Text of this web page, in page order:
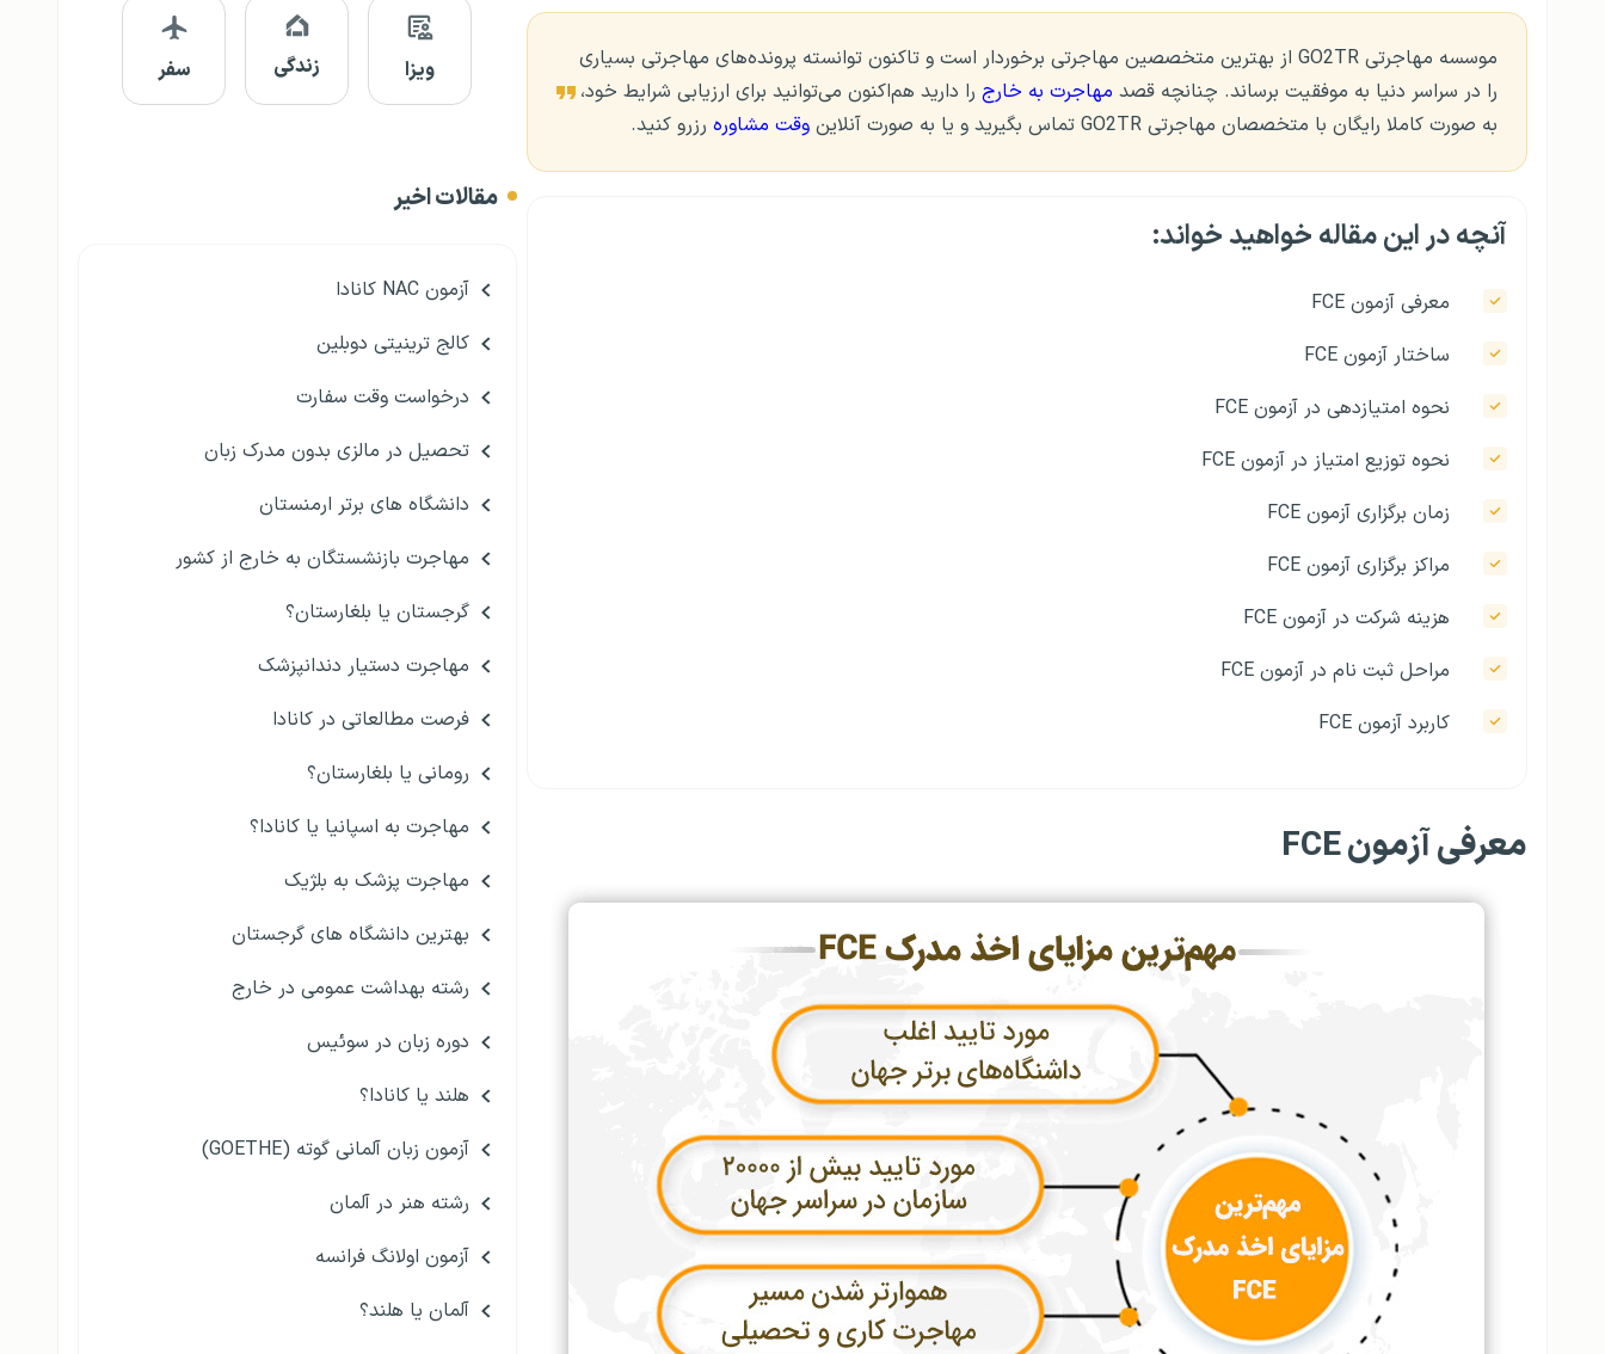
موسسه مهاجرتی GO2TR از بهترین متخصصین مهاجرتی برخوردار است و تاکنون توانسته پرونده‌های مهاجرتی بسیاری
را در سراسر دنیا به موفقیت برساند. چنانچه قصد مهاجرت به خارج را دارید هم‌اکنون می‌توانید برای ارزیابی شرایط خود،
به صورت کاملا رایگان با متخصصان مهاجرتی GO2TR تماس بگیرید و یا به صورت آنلاین
وقت مشاوره رزرو کنید.
آنچه در این مقاله خواهید خواند:
معرفی آزمون FCE
ساختار آزمون FCE
نحوه امتیازدهی در آزمون FCE
نحوه توزیع امتیاز در آزمون FCE
زمان برگزاری آزمون FCE
مراکز برگزاری آزمون FCE
هزینه شرکت در آزمون FCE
مراحل ثبت نام در آزمون FCE
کاربرد آزمون FCE
معرفی آزمون FCE
ویزا زندگی سفر
مقالات اخیر
آزمون NAC کانادا
کالج ترینیتی دوبلین
درخواست وقت سفارت
تحصیل در مالزی بدون مدرک زبان
دانشگاه های برتر ارمنستان
مهاجرت بازنشستگان به خارج از کشور
گرجستان یا بلغارستان؟
مهاجرت دستیار دندانپزشک
فرصت مطالعاتی در کانادا
رومانی یا بلغارستان؟
مهاجرت به اسپانیا یا کانادا؟
مهاجرت پزشک به بلژیک
بهترین دانشگاه های گرجستان
رشته بهداشت عمومی در خارج
دوره زبان در سوئیس
هلند یا کانادا؟
آزمون زبان آلمانی گوته (GOETHE)
رشته هنر در آلمان
آزمون اولانگ فرانسه
آلمان یا هلند؟